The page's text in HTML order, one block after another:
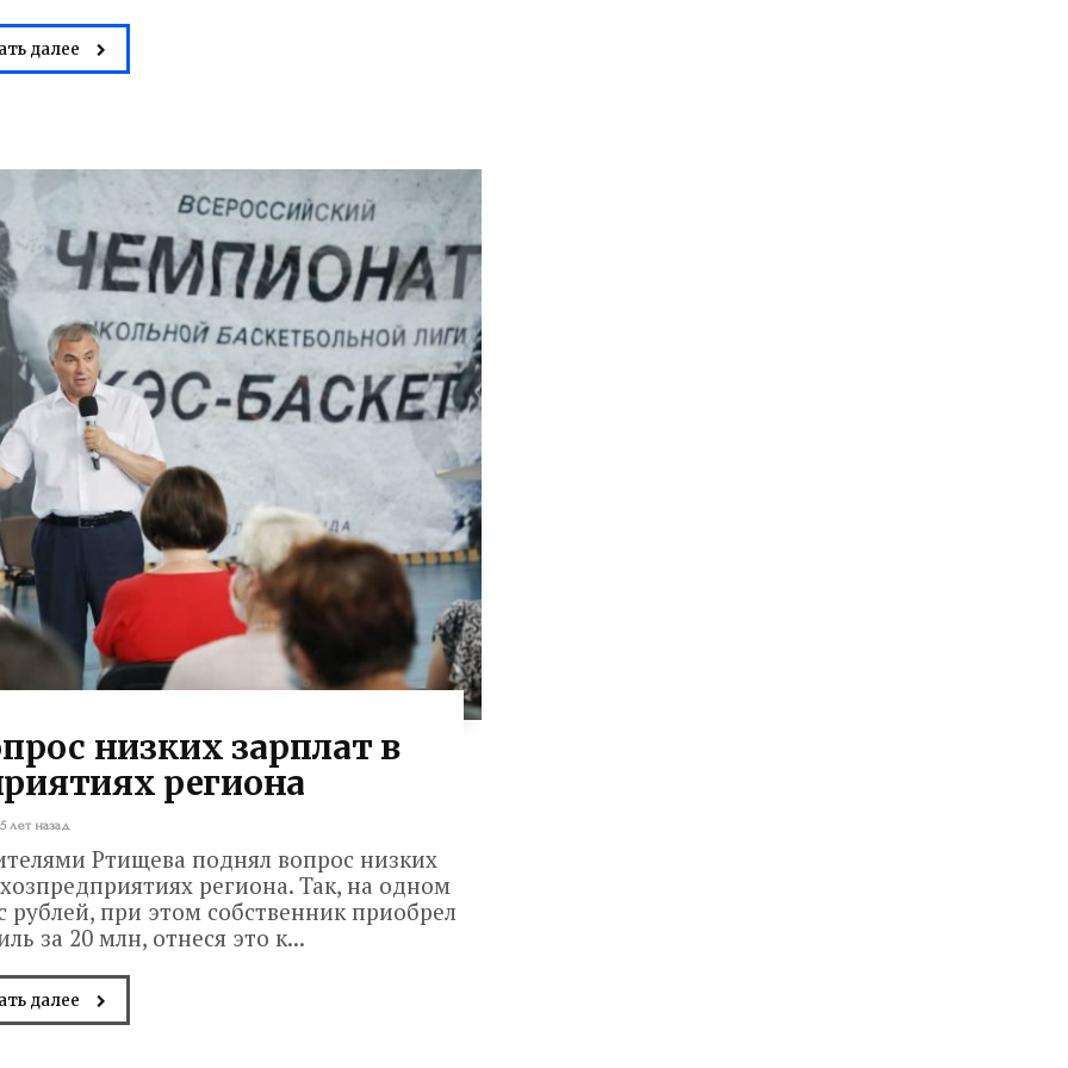
далее
низких зарплат в
региона
5 лет назад
Ртищева поднял вопрос низких
региона. Так, на одном
при этом собственник приобрел
за 20 млн, отнеся это к...
далее